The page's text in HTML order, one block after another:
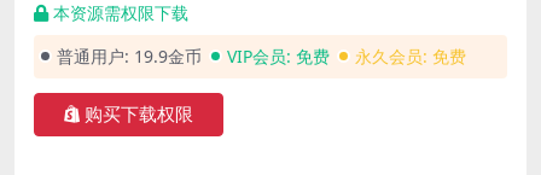
本资源需权限下载
普通用户: 19.9金币 VIP会员: 免费 永久会员: 免费
购买下载权限